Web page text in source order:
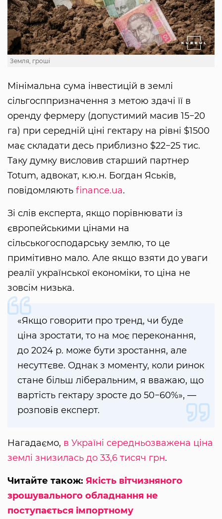
Земля, гроші
Мінімальна сума інвестицій в землі
сільгосппризначення з метою здачі її в
оренду фермеру (допустимий масив 15−20
га) при середній ціні гектару на рівні $1500
має складати десь приблизно $22−25 тис.
Таку думку висловив старший партнер
Totum, адвокат, к.ю.н. Богдан Яськів,
повідомляють finance.ua.
Зі слів експерта, якщо порівнювати із
європейськими цінами на
сільськогосподарську землю, то це
примітивно мало. Але якщо взяти до уваги
реалії української економіки, то ціна не
зовсім низька.
«Якщо говорити про тренд, чи буде
ціна зростати, то на моє переконання,
до 2024 р. може бути зростання, але
несуттєве. Однак з моменту, коли ринок
стане більш ліберальним, я вважаю, що
вартість гектару зросте до 50−60%», —
розповів експерт.
Нагадаємо, в Україні середньозважена ціна
землі знизилась до 33,6 тисяч грн.
Читайте також: Якість вітчизняного
зрошувального обладнання не
поступається імпортному